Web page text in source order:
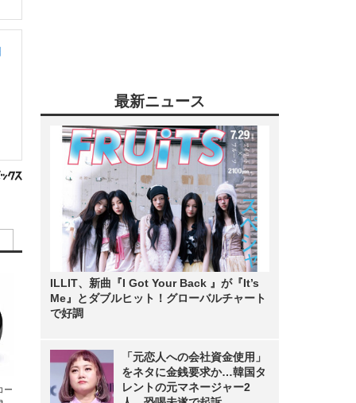
ー
最新ニュース
ILLIT、新曲『I Got Your Back 』が『It’s
Me』とダブルヒット！グローバルチャート
で好調
「元恋人への会社資金使用」
をネタに金銭要求か…韓国タ
レントの元マネージャー2